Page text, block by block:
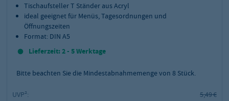
Tischaufsteller T Ständer aus Acryl
ideal geeignet für Menüs, Tagesordnungen und
Öffnungszeiten
Format: DIN A5
Lieferzeit: 2 - 5 Werktage
Bitte beachten Sie die Mindestabnahmemenge von 8 Stück.
UVP²:
5,49 €